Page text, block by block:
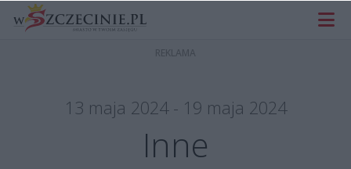
13 maja 2024 - 19 maja 2024
Inne